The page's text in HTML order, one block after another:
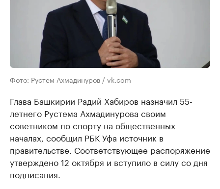
Фото: Рустем Ахмадинуров / vk.com
Глава Башкирии Радий Хабиров назначил 55-
летнего Рустема Ахмадинурова своим
советником по спорту на общественных
началах, сообщил РБК Уфа источник в
правительстве. Соответствующее распоряжение
утверждено 12 октября и вступило в силу со дня
подписания.